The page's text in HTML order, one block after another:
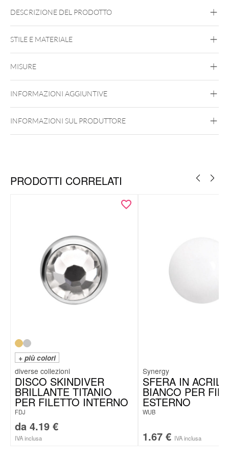
DESCRIZIONE DEL PRODOTTO
STILE E MATERIALE
Titan Aureliumline Titan Blackline Titan
MISURE
INFORMAZIONI AGGIUNTIVE
Push Fit
INFORMAZIONI SUL PRODUTTORE
PRODOTTI CORRELATI
+ più colori
DISCO SKINDIVER
BRILLANTE TITANIO
PER FILETTO INTERNO
FDJ
da 4.19 €
IVA inclusa
Synergy
SFERA IN
BIANCO PER
ESTERNO
WUB
1.67 € IVA inclusa